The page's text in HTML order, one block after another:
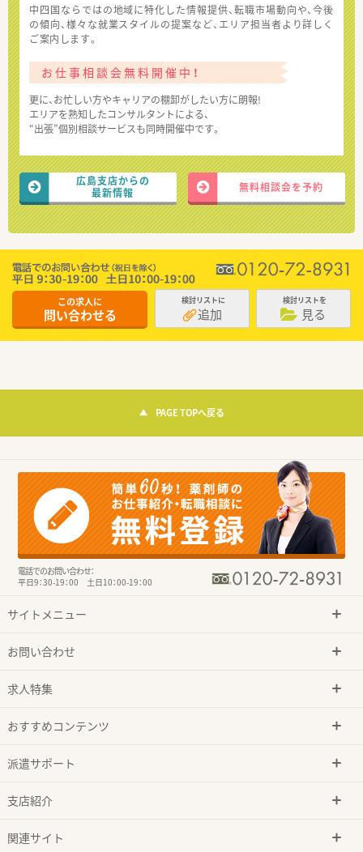
中四国ならではの地域に特化した情報提供、転職市場動向や、今後
の傾向、様々な就業スタイルの提案など、エリア担当者より詳しく
ご案内します。
お仕事相談会無料開催中！
更に、お忙しい方やキャリアの棚卸がしたい方に朗報!
エリアを熟知したコンサルタントによる、
“出張”個別相談サービスも同時開催中です。
広島支店からの
最新情報
無料相談会を予約
この求人に
問い合わせる
検討リストに
追加
検討リストを
見る
PAGE TOPへ戻る
電話でのお問い合わせ：
平日9：30-19：00 土日10：00-19：00
サイトメニュー
お問い合わせ
求人特集
おすすめコンテンツ
派遣サポート
支店紹介
関連サイト